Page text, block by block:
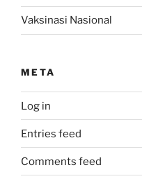
Vaksinasi Nasional
META
Log in
Entries feed
Comments feed